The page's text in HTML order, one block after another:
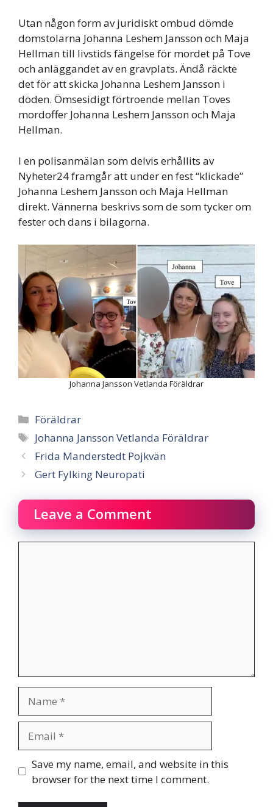
Utan någon form av juridiskt ombud dömde
domstolarna Johanna Leshem Jansson och Maja
Hellman till livstids fängelse för mordet på Tove
och anläggandet av en gravplats. Ändå räckte
det för att skicka Johanna Leshem Jansson i
döden. Ömsesidigt förtroende mellan Toves
mordoffer Johanna Leshem Jansson och Maja
Hellman.
I en polisanmälan som delvis erhållits av
Nyheter24 framgår att under en fest “klickade”
Johanna Leshem Jansson och Maja Hellman
direkt. Vännerna beskrivs som de som tycker om
fester och dans i bilagorna.
Johanna Jansson Vetlanda Föräldrar
Categories
Föräldrar
Tags
Johanna Jansson Vetlanda Föräldrar
Frida Manderstedt Pojkvän
Gert Fylking Neuropati
Leave a Comment
Website
Save my name, email, and website in this
browser for the next time I comment.